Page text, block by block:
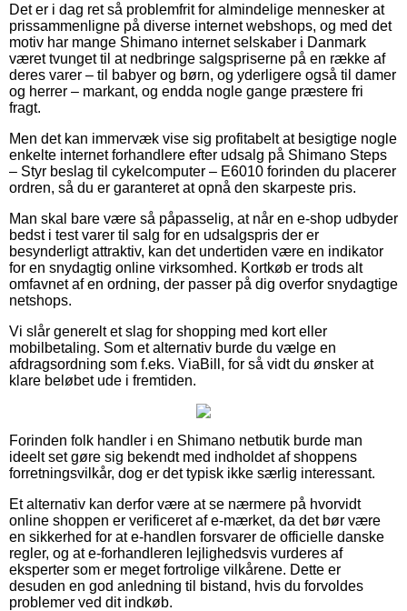
Det er i dag ret så problemfrit for almindelige mennesker at
prissammenligne på diverse internet webshops, og med det
motiv har mange Shimano internet selskaber i Danmark
været tvunget til at nedbringe salgspriserne på en række af
deres varer – til babyer og børn, og yderligere også til damer
og herrer – markant, og endda nogle gange præstere fri
fragt.
Men det kan immervæk vise sig profitabelt at besigtige nogle
enkelte internet forhandlere efter udsalg på Shimano Steps
– Styr beslag til cykelcomputer – E6010 forinden du placerer
ordren, så du er garanteret at opnå den skarpeste pris.
Man skal bare være så påpasselig, at når en e-shop udbyder
bedst i test varer til salg for en udsalgspris der er
besynderligt attraktiv, kan det undertiden være en indikator
for en snydagtig online virksomhed. Kortkøb er trods alt
omfavnet af en ordning, der passer på dig overfor snydagtige
netshops.
Vi slår generelt et slag for shopping med kort eller
mobilbetaling. Som et alternativ burde du vælge en
afdragsordning som f.eks. ViaBill, for så vidt du ønsker at
klare beløbet ude i fremtiden.
Forinden folk handler i en Shimano netbutik burde man
ideelt set gøre sig bekendt med indholdet af shoppens
forretningsvilkår, dog er det typisk ikke særlig interessant.
Et alternativ kan derfor være at se nærmere på hvorvidt
online shoppen er verificeret af e-mærket, da det bør være
en sikkerhed for at e-handlen forsvarer de officielle danske
regler, og at e-forhandleren lejlighedsvis vurderes af
eksperter som er meget fortrolige vilkårene. Dette er
desuden en god anledning til bistand, hvis du forvoldes
problemer ved dit indkøb.